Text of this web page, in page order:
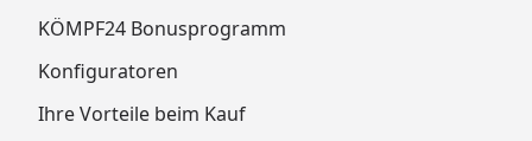
KÖMPF24 Bonusprogramm
Konfiguratoren
Ihre Vorteile beim Kauf